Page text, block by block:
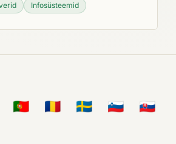
Infosüsteemid
🇵🇹 🇷🇴 🇸🇪 🇸🇮 🇸🇰